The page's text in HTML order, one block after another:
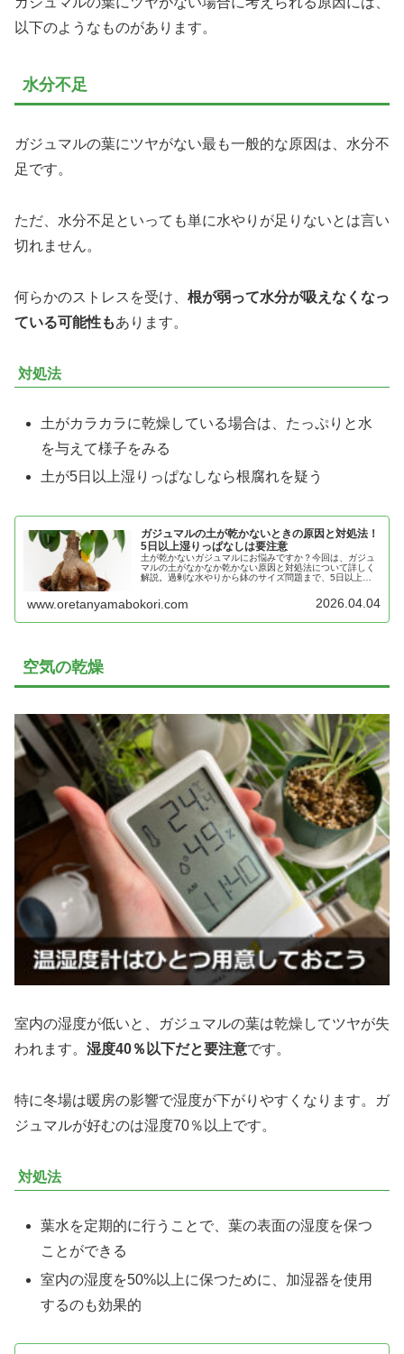
以下のようなものがあります。
水分不足
ガジュマルの葉にツヤがない最も一般的な原因は、水分不
足です。
ただ、水分不足といっても単に水やりが足りないとは言い
切れません。
何らかのストレスを受け、 根が弱って水分が吸えなくなっ
ている可能性もあります。
対処法
土がカラカラに乾燥している場合は、たっぷりと水
を与えて様子をみる
土が5日以上湿りっぱなしなら根腐れを疑う
ガジュマルの土が乾かないときの原因と対処法！
5日以上湿りっぱなしは要注意
土が乾かないガジュマルにお悩みですか？今回は、ガジュ
マルの土がなかなか乾かない原因と対処法について詳しく
解説。過剰な水やりから鉢のサイズ問題まで、5日以上湿
www.oretanyamabokori.com 2026.04.04
空気の乾燥
室内の湿度が低いと、ガジュマルの葉は乾燥してツヤが失
われます。 湿度40％以下だと要注意です。
特に冬場は暖房の影響で湿度が下がりやすくなります。ガ
ジュマルが好むのは湿度70％以上です。
対処法
葉水を定期的に行うことで、葉の表面の湿度を保つ
ことができる
室内の湿度を50%以上に保つために、加湿器を使用
するのも効果的